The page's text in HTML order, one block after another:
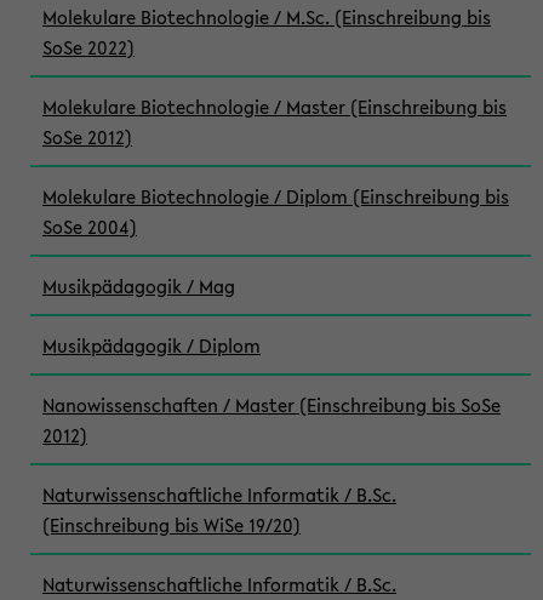
Molekulare Biotechnologie / M.Sc. (Einschreibung bis
SoSe 2022)
Molekulare Biotechnologie / Master (Einschreibung bis
SoSe 2012)
Molekulare Biotechnologie / Diplom (Einschreibung bis
SoSe 2004)
Musikpädagogik / Mag
Musikpädagogik / Diplom
Nanowissenschaften / Master (Einschreibung bis SoSe
2012)
Naturwissenschaftliche Informatik / B.Sc.
(Einschreibung bis WiSe 19/20)
Naturwissenschaftliche Informatik / B.Sc.